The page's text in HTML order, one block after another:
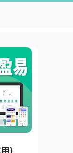
好用教务
)